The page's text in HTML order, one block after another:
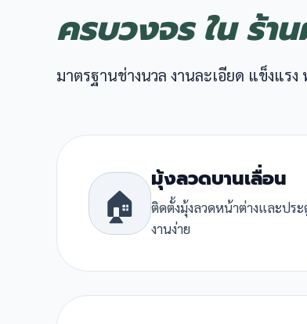
ครบวงจร ใน ร้า
มาตรฐานช่างนวล งานละเอียด แข็งแร
🏠
มุ้งลวดบานเลื่อน
ติดตั้งมุ้งลวดหน้าต่างและปร
งานง่าย